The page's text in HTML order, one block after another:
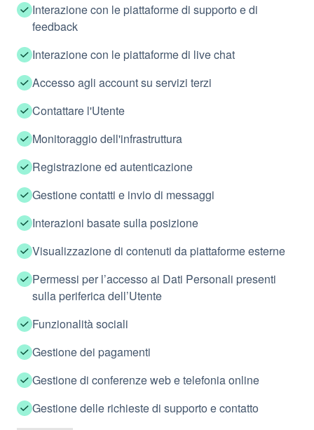
Interazione con le piattaforme di supporto e di
feedback
Interazione con le piattaforme di live chat
Accesso agli account su servizi terzi
Contattare l'Utente
Monitoraggio dell'infrastruttura
Registrazione ed autenticazione
Gestione contatti e invio di messaggi
Interazioni basate sulla posizione
Visualizzazione di contenuti da piattaforme esterne
Permessi per l’accesso ai Dati Personali presenti
sulla periferica dell’Utente
Funzionalità sociali
Gestione dei pagamenti
Gestione di conferenze web e telefonia online
Gestione delle richieste di supporto e contatto